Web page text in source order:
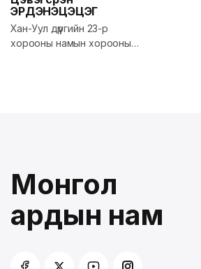
ЭРДЭНЭЦЭЦЭГ
Хан-Уул дүүргийн 23-р
хорооны намын хорооны
Монгол
ардын нам